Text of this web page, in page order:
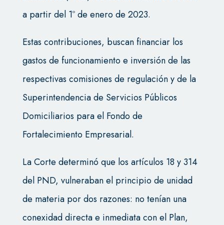
a partir del 1º de enero de 2023.
Estas contribuciones, buscan financiar los
gastos de funcionamiento e inversión de las
respectivas comisiones de regulación y de la
Superintendencia de Servicios Públicos
Domiciliarios para el Fondo de
Fortalecimiento Empresarial.
La Corte determinó que los artículos 18 y 314
del PND, vulneraban el principio de unidad
de materia por dos razones: no tenían una
conexidad directa e inmediata con el Plan,